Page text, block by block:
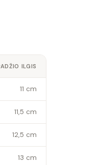
ILGIS
11 cm
11,5 cm
12,5 cm
13 cm